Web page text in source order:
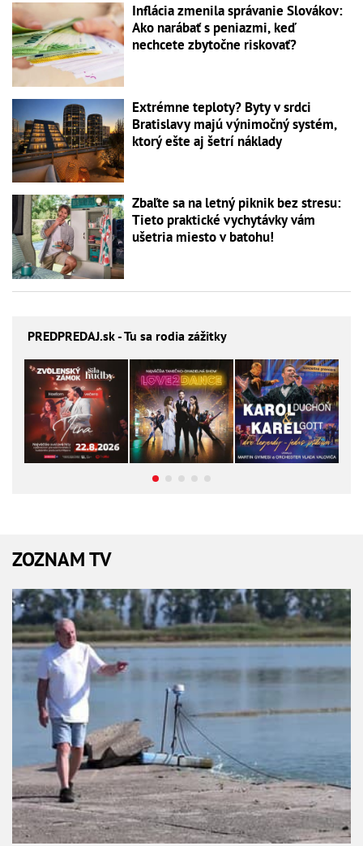
Inflácia zmenila správanie Slovákov:
Ako narábať s peniazmi, keď
nechcete zbytočne riskovať?
Extrémne teploty? Byty v srdci
Bratislavy majú výnimočný systém,
ktorý ešte aj šetrí náklady
Zbaľte sa na letný piknik bez stresu:
Tieto praktické vychytávky vám
ušetria miesto v batohu!
PREDPREDAJ.sk - Tu sa rodia zážitky
ZOZNAM TV